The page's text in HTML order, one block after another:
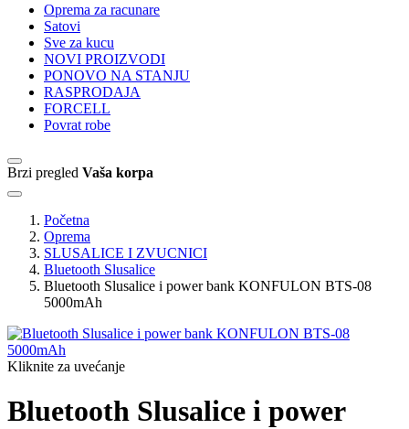
Oprema za racunare
Satovi
Sve za kucu
NOVI PROIZVODI
PONOVO NA STANJU
RASPRODAJA
FORCELL
Povrat robe
Brzi pregled Vaša korpa
Početna
Oprema
SLUSALICE I ZVUCNICI
Bluetooth Slusalice
Bluetooth Slusalice i power bank KONFULON BTS-08
5000mAh
Kliknite za uvećanje
Bluetooth Slusalice i power